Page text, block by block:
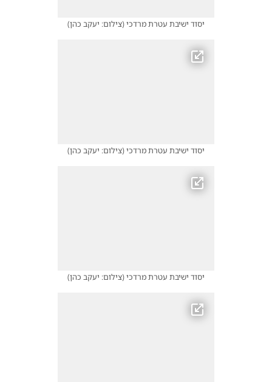
יסוד ישיבת עטרת מרדכי(צילום: יעקב כהן)
יסוד ישיבת עטרת מרדכי(צילום: יעקב כהן)
יסוד ישיבת עטרת מרדכי(צילום: יעקב כהן)